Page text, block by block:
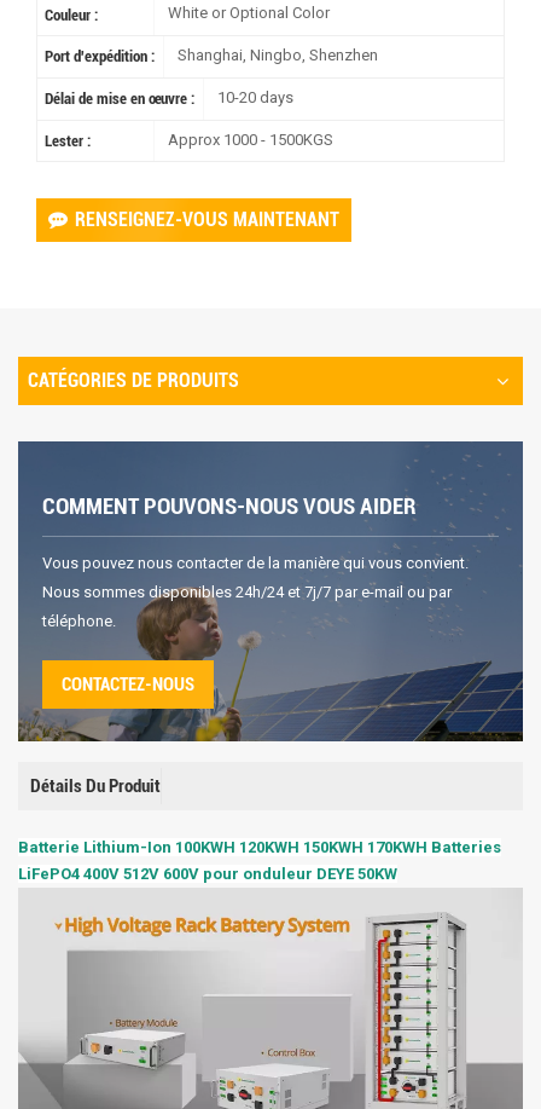
Couleur : White or Optional Color
Port d'expédition : Shanghai, Ningbo, Shenzhen
Délai de mise en œuvre : 10-20 days
Lester : Approx 1000 - 1500KGS
RENSEIGNEZ-VOUS MAINTENANT
CATÉGORIES DE PRODUITS
COMMENT POUVONS-NOUS VOUS AIDER
Vous pouvez nous contacter de la manière qui vous convient.
Nous sommes disponibles 24h/24 et 7j/7 par e-mail ou par
téléphone.
CONTACTEZ-NOUS
Détails Du Produit
Batterie Lithium-Ion 100KWH 120KWH 150KWH 170KWH Batteries
LiFePO4 400V 512V 600V pour onduleur DEYE 50KW